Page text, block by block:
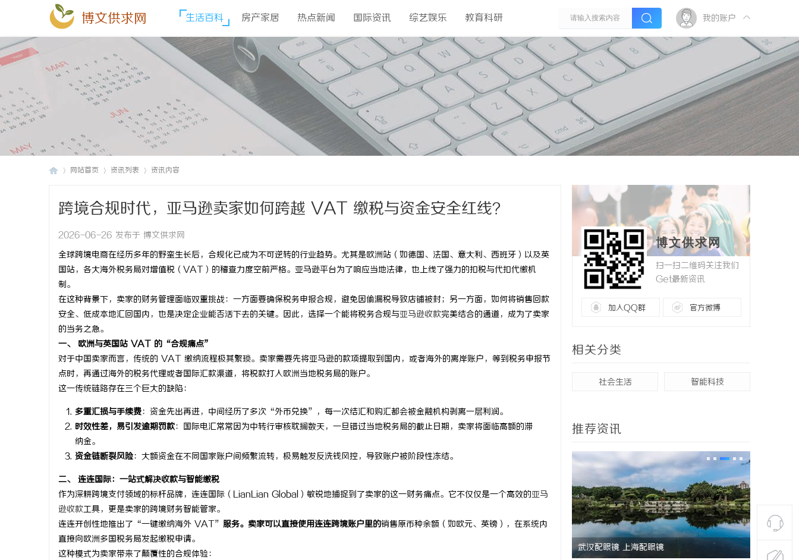
博文供求网 生活百科 房产家居 热点新闻 国际资讯 综艺娱乐 教育科研 我的账户
网站首页 资讯列表 资讯内容
跨境合规时代，亚马逊卖家如何跨越 VAT 缴税与资金安全红线？
2026-06-26 发布于 博文供求网
全球跨境电商在经历多年的野蛮生长后，合规化已成为不可逆转的行业趋势。尤其是欧洲站（如德国、法国、意大利、西班牙）以及英
国站，各大海外税务局对增值税（VAT）的稽查力度空前严格。亚马逊平台为了响应当地法律，也上线了强力的扣税与代扣代缴机
制。
在这种背景下，卖家的财务管理面临双重挑战：一方面要确保税务申报合规，避免因偷漏税导致店铺被封；另一方面，如何将销售回款
安全、低成本地汇回国内，也是决定企业能否活下去的关键。因此，选择一个能将税务合规与亚马逊收款完美结合的通道，成为了卖家
的当务之急。
一、 欧洲与英国站 VAT 的“合规痛点”
对于中国卖家而言，传统的 VAT 缴纳流程极其繁琐。卖家需要先将亚马逊的款项提取到国内，或者海外的离岸账户，等到税务申报节
点时，再通过海外的税务代理或者国际汇款渠道，将税款打入欧洲当地税务局的账户。
这一传统链路存在三个巨大的缺陷：
多重汇损与手续费：资金先出再进，中间经历了多次“外币兑换”，每一次结汇和购汇都会被金融机构剥离一层利润。
时效性差，易引发逾期罚款：国际电汇常常因为中转行审核耽搁数天，一旦错过当地税务局的截止日期，卖家将面临高额的滞
纳金。
资金链断裂风险：大额资金在不同国家账户间频繁流转，极易触发反洗钱风控，导致账户被阶段性冻结。
二、 连连国际：一站式解决收款与智能缴税
作为深耕跨境支付领域的标杆品牌，连连国际（LianLian Global）敏锐地捕捉到了卖家的这一财务痛点。它不仅仅是一个高效的亚马
逊收款工具，更是卖家的跨境财务智能管家。
连连开创性地推出了“一键缴纳海外 VAT” 服务。卖家可以直接使用连连跨境账户里的销售原币种余额（如欧元、英镑），在系统内
直接向欧洲多国税务局发起缴税申请。
这种模式为卖家带来了颠覆性的合规体验：
博文供求网
扫一扫二维码关注我们
Get最新资讯
加入QQ群 官方微博
相关分类
社会生活 智能科技
推荐资讯
武汉配眼镜 上海配眼镜 深度解析